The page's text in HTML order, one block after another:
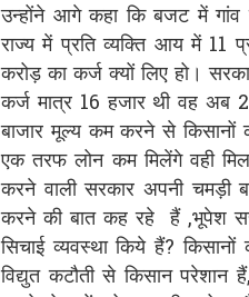
उन्होंने आगे कहा कि बजट में गांव
राज्य में प्रति व्यक्ति आय में 11
करोड़ का कर्ज क्यों लिए हो।
कर्ज मात्र 16 हजार थी वह अब
बाजार मूल्य कम करने से
एक तरफ लोन कम मिलेंगे वही
करने वाली सरकार अपनी चमड़ी
करने की बात कह रहे हैं ,भूपेश
सिचाई व्यवस्था किये हैं?
विद्युत कटौती से किसान